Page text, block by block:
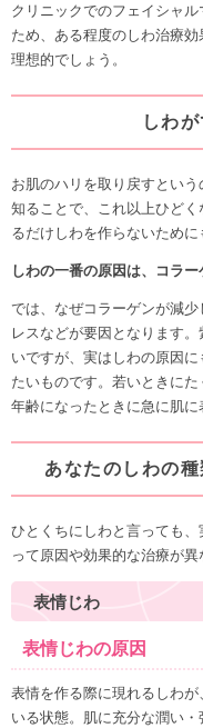
クリニックでのフェイシャ
ため、ある程度のしわ治療
理想的でしょう。
しわ
お肌のハリを取り戻すとい
知ることで、これ以上ひど
るだけしわを作らないために
しわの一番の原因は、コラ
では、なぜコラーゲンが減少
レスなどが要因 となります
いですが、実はしわの原因
たいものです。若いときにた
年齢になったときに急に肌に
あなたのしわの
ひとくちにしわと言っても
って原因や効果的な治療が
表情じわ
表情じわの原因
表情を作る際に現れるしわ
いる状態。肌に充分な潤い